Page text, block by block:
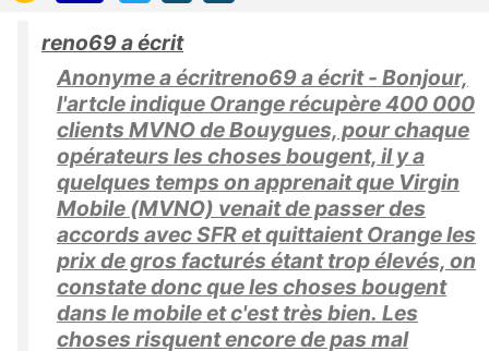
reno69 a écrit
Anonyme a écritreno69 a écrit - Bonjour,
l'artcle indique Orange récupère 400 000
clients MVNO de Bouygues, pour chaque
opérateurs les choses bougent, il y a
quelques temps on apprenait que Virgin
Mobile (MVNO) venait de passer des
accords avec SFR et quittaient Orange les
prix de gros facturés étant trop élevés, on
constate donc que les choses bougent
dans le mobile et c'est très bien. Les
choses risquent encore de pas mal